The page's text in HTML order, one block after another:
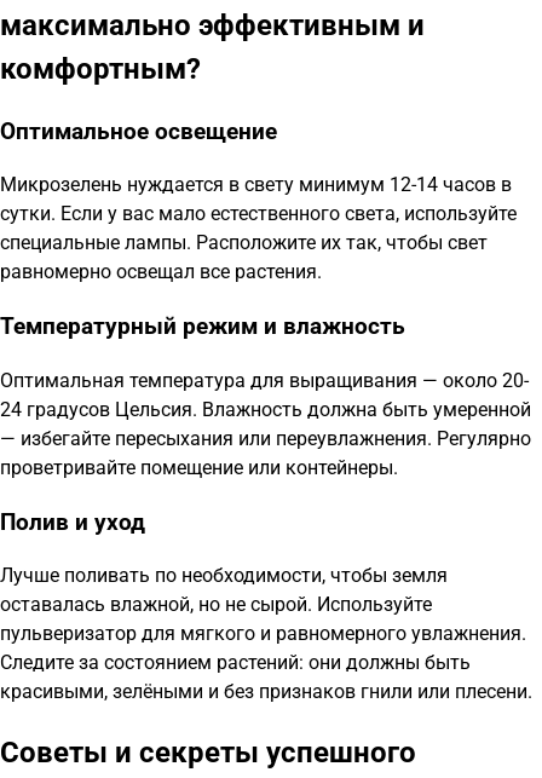
максимально эффективным и
комфортным?
Оптимальное освещение
Микрозелень нуждается в свету минимум 12-14 часов в
сутки. Если у вас мало естественного света, используйте
специальные лампы. Расположите их так, чтобы свет
равномерно освещал все растения.
Температурный режим и влажность
Оптимальная температура для выращивания — около 20-
24 градусов Цельсия. Влажность должна быть умеренной
— избегайте пересыхания или переувлажнения. Регулярно
проветривайте помещение или контейнеры.
Полив и уход
Лучше поливать по необходимости, чтобы земля
оставалась влажной, но не сырой. Используйте
пульверизатор для мягкого и равномерного увлажнения.
Следите за состоянием растений: они должны быть
красивыми, зелёными и без признаков гнили или плесени.
Советы и секреты успешного